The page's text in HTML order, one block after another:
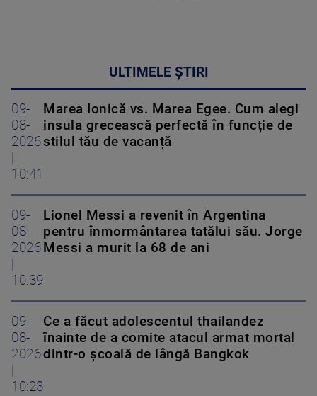
ULTIMELE ȘTIRI
09-
08-
2026
10:41
Marea Ionică vs. Marea Egee. Cum alegi
insula grecească perfectă în funcție de
stilul tău de vacanță
09-
08-
2026
10:39
Lionel Messi a revenit în Argentina
pentru înmormântarea tatălui său. Jorge
Messi a murit la 68 de ani
09-
08-
2026
10:23
Ce a făcut adolescentul thailandez
înainte de a comite atacul armat mortal
dintr-o școală de lângă Bangkok